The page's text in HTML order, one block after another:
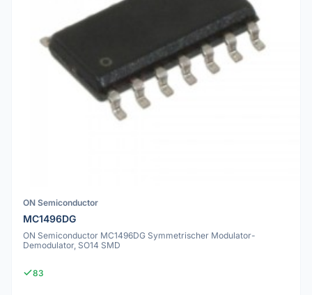
ON Semiconductor
MC1496DG
ON Semiconductor MC1496DG Symmetrischer Modulator-
Demodulator, SO14 SMD
83